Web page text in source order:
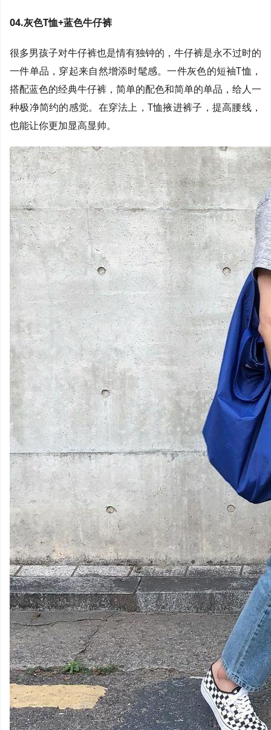
04.灰色T恤+蓝色牛仔裤
很多男孩子对牛仔裤也是情有独钟的，牛仔裤是永不过时的
一件单品，穿起来自然增添时髦感。一件灰色的短袖T恤，
搭配蓝色的经典牛仔裤，简单的配色和简单的单品，给人一
种极净简约的感觉。在穿法上，T恤掖进裤子，提高腰线，
也能让你更加显高显帅。